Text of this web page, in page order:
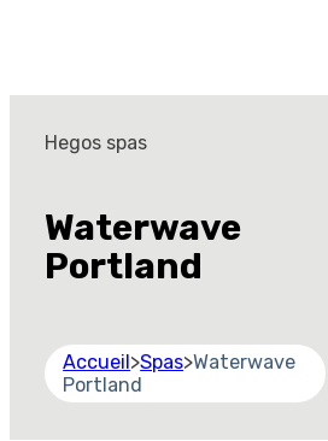
Hegos spas
Waterwave
Portland
Accueil >Spas>Waterwave
Portland